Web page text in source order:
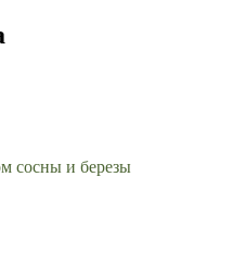
сосны и березы